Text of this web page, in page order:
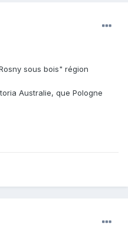
sous bois" région
Australie, que Pologne